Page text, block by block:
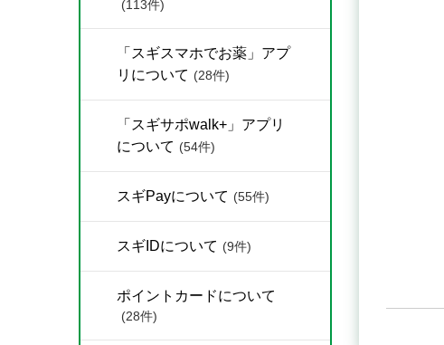
(113件)
「スギスマホでお薬」アプ
リについて (28件)
「スギサポwalk+」アプリ
について (54件)
スギPayについて (55件)
スギIDについて (9件)
ポイントカードについて
(28件)